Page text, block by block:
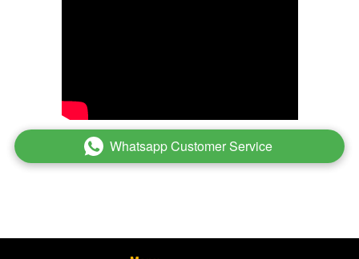
` Whatsapp Customer Service